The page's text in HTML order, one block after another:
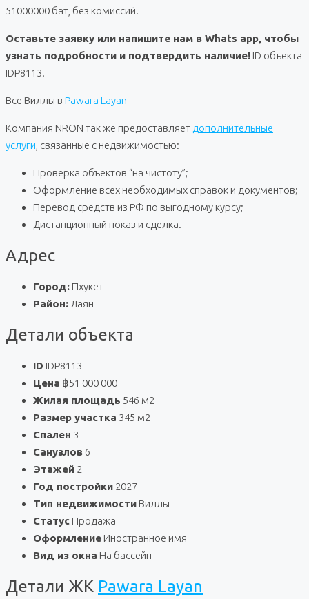
51000000 бат, без комиссий.
Оставьте заявку или напишите нам в Whats app, чтобы
узнать подробности и подтвердить наличие! ID объекта
IDP8113.
Все Виллы в Pawara Layan
Компания NRON так же предоставляет дополнительные
услуги , связанные с недвижимостью:
Проверка объектов “на чистоту”;
Оформление всех необходимых справок и документов;
Перевод средств из РФ по выгодному курсу;
Дистанционный показ и сделка.
Адрес
Город: Пхукет
Район: Лаян
Детали объекта
ID IDP8113
Цена ฿51 000 000
Жилая площадь 546 м2
Размер участка 345 м2
Спален 3
Санузлов 6
Этажей 2
Год постройки 2027
Тип недвижимости Виллы
Статус Продажа
Оформление Иностранное имя
Вид из окна На бассейн
Детали ЖК Pawara Layan